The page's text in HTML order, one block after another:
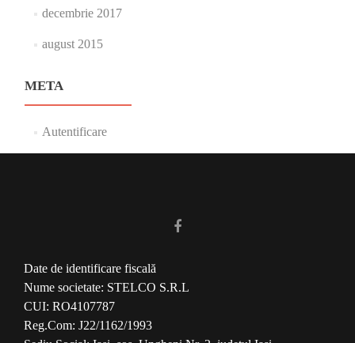
decembrie 2017
august 2015
META
Autentificare
Date de identificare fiscală
Nume societate: STELCO S.R.L
CUI: RO4107787
Reg.Com: J22/1162/1993